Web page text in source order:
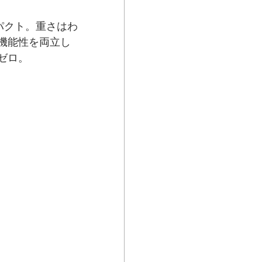
ト。重さはわ
能性を両立し
。